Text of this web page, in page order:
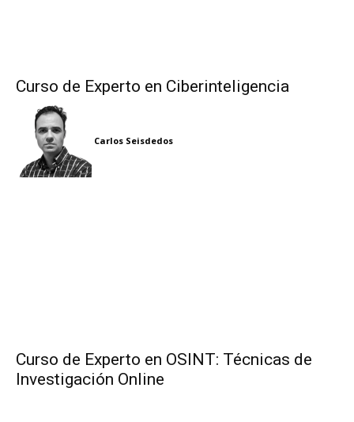
Curso de Experto en Ciberinteligencia
Carlos Seisdedos
Curso de Experto en OSINT: Técnicas de
Investigación Online